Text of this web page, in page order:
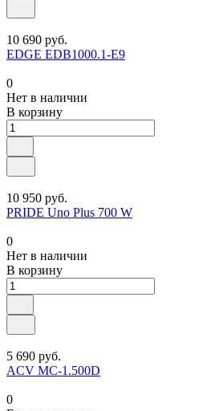
10 690 руб.
EDGE EDB1000.1-E9
0
Нет в наличии
В корзину
10 950 руб.
PRIDE Uno Plus 700 W
0
Нет в наличии
В корзину
5 690 руб.
ACV MC-1.500D
0